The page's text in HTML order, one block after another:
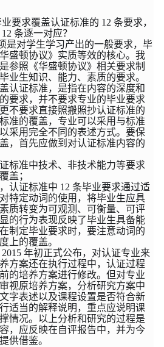
要求覆盖认证标准的 12 条要求，
条逐一对应？
是对学生学习产出的一般要求，毕
盛顿协议》实质等效的核心。我
参照《华盛顿协议》相关要求制
业生知识、能力、素质的要求。
认证标准，是指在内容的深度和
要求，并不要求专业的毕业要求
不要求直接照搬照抄认证标准的
准的覆盖，专业可以采用与标准
采用完全不同的表述方式。要保
，首先应做到对认证标准内容的
标准中技术、非技术能力等要求
盖；
认证标准中 12 条毕业要求通过适
特定动词的使用，将毕业生应具
质转变为可观测、可衡量、可评
的行为表现反映了毕业生具备能
制定毕业要求时，要注意动词的
上的覆盖。
年初正式公布，对认证专业来
方案还在执行过程中，认证过程
的培养方案进行修改。但对专业
视原培养方案，分析研究方案中
字表述以及课程设置是否符合新
适当的解释说明，重点应说明课
情况。以上分析和研究的过程是
，应反映在自评报告中，并为今
供借鉴。